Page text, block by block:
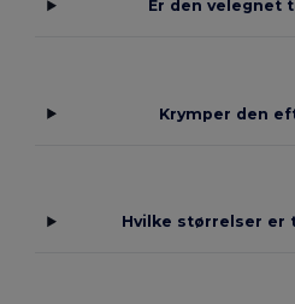
Er den velegnet
Krymper den
Hvilke størrelser er